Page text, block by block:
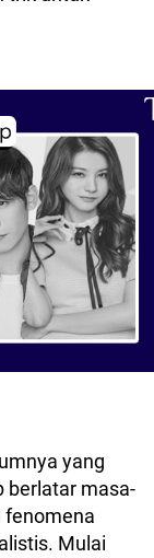
yang
berlatar masa-
fenomena
Mulai